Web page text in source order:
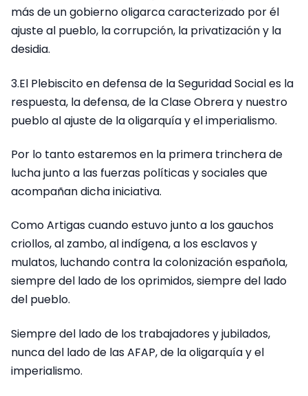
más de un gobierno oligarca caracterizado por él
ajuste al pueblo, la corrupción, la privatización y la
desidia.
3.El Plebiscito en defensa de la Seguridad Social es la
respuesta, la defensa, de la Clase Obrera y nuestro
pueblo al ajuste de la oligarquía y el imperialismo.
Por lo tanto estaremos en la primera trinchera de
lucha junto a las fuerzas políticas y sociales que
acompañan dicha iniciativa.
Como Artigas cuando estuvo junto a los gauchos
criollos, al zambo, al indígena, a los esclavos y
mulatos, luchando contra la colonización española,
siempre del lado de los oprimidos, siempre del lado
del pueblo.
Siempre del lado de los trabajadores y jubilados,
nunca del lado de las AFAP, de la oligarquía y el
imperialismo.